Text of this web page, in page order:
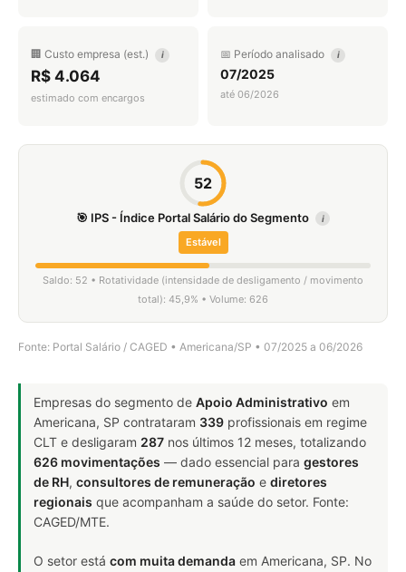
🏢 Custo empresa (est.) i
R$ 4.064
estimado com encargos
📅 Período analisado i
07/2025
até 06/2026
52
🎯 IPS - Índice Portal Salário do Segmento i
Estável
Saldo: 52 • Rotatividade (intensidade de desligamento / movimento
total): 45,9% • Volume: 626
Fonte: Portal Salário / CAGED • Americana/SP • 07/2025 a 06/2026
Empresas do segmento de Apoio Administrativo em
Americana, SP contrataram 339 profissionais em regime
CLT e desligaram 287 nos últimos 12 meses, totalizando
626 movimentações — dado essencial para gestores
de RH, consultores de remuneração e diretores
regionais que acompanham a saúde do setor. Fonte:
CAGED/MTE.
O setor está com muita demanda em Americana, SP. No